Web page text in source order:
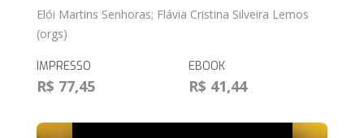
Elói Martins Senhoras; Flávia Cristina Silveira Lemos
(orgs)
IMPRESSO
R$ 77,45
EBOOK
R$ 41,44